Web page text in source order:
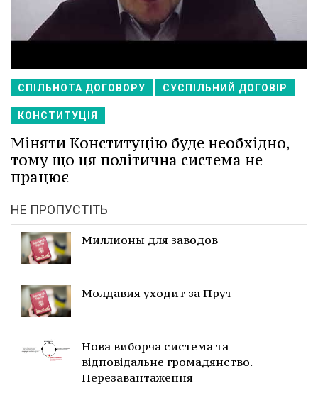
СПІЛЬНОТА ДОГОВОРУ СУСПІЛЬНИЙ ДОГОВІР
КОНСТИТУЦІЯ
Міняти Конституцію буде необхідно,
тому що ця політична система не
працює
НЕ ПРОПУСТІТЬ
Миллионы для заводов
Молдавия уходит за Прут
Нова виборча система та
відповідальне громадянство.
Перезавантаження